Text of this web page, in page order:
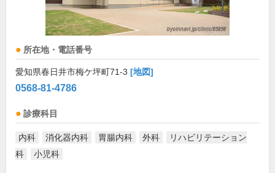
所在地・電話番号
愛知県春日井市梅ケ坪町71-3 [地図]
0568-81-4786
診療科目
内科 消化器内科 胃腸内科 外科
リハビリテーション
科
小児科